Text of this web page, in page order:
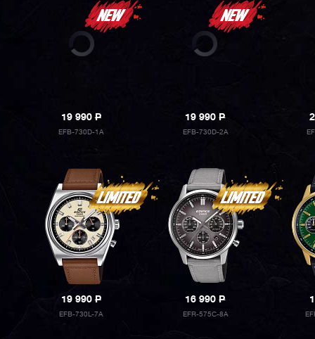
19 990P
EFB-730D-1A
19 990P
EFB-730D-2A
19 990P
EFB-730L-7A
16 990P
EFR-575C-8A